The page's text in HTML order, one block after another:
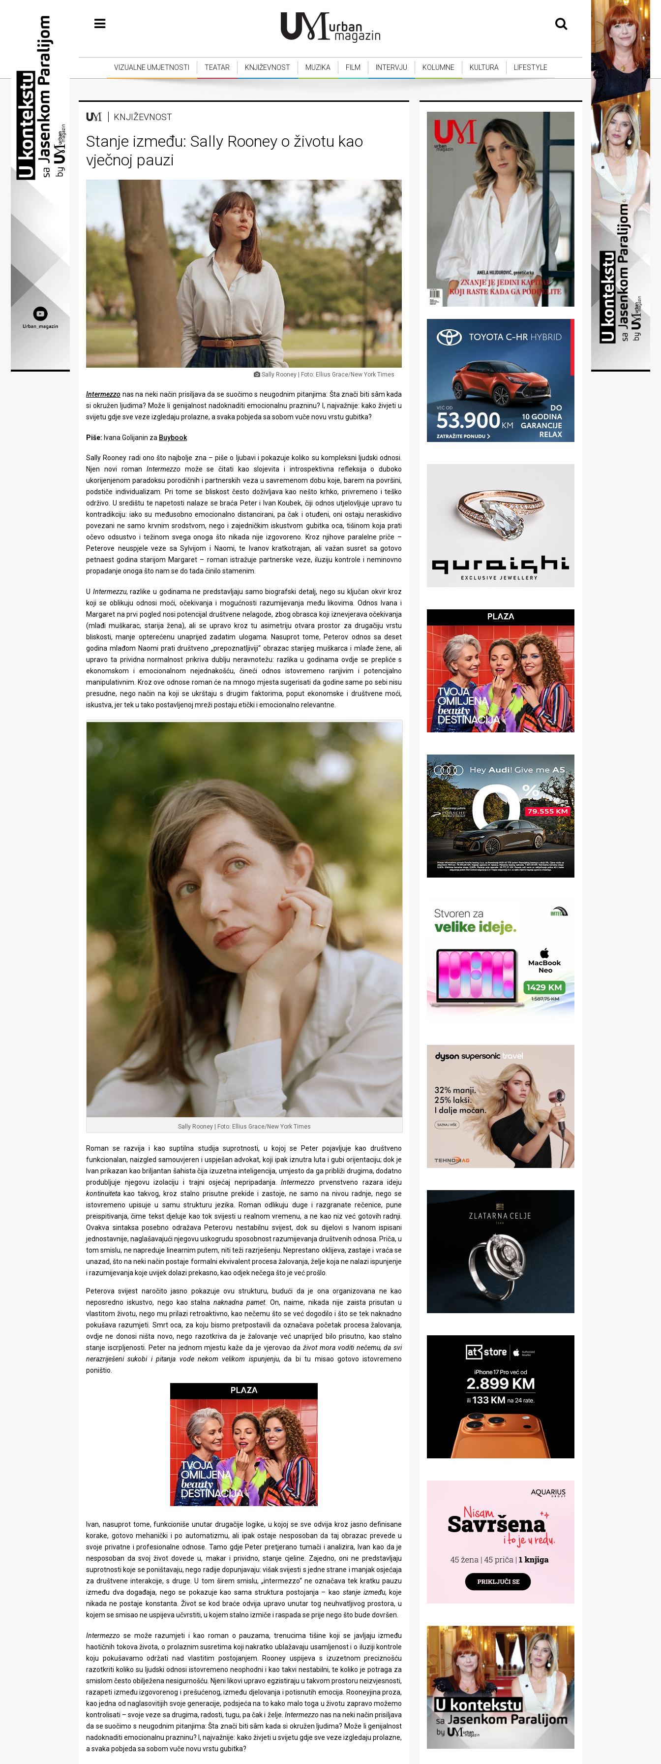
Vizualne
umjetnosti
Teatar
Književnost
Muzika
Film
Intervju
Kolumne
Lifestyle
Beauty
Zdravlje
stolom
u
VIZUALNE UMJETNOSTI TEATAR KNJIŽEVNOST MUZIKA FILM INTERVJU KOLUMNE KULTURA LIFESTYLE
KNJIŽEVNOST
Stanje između: Sally Rooney o životu kao
vječnoj pauzi
Sally Rooney | Foto: Ellius Grace/New York Times
Intermezzo nas na neki način prisiljava da se suočimo s neugodnim pitanjima: Šta znači biti sâm kada
si okružen ljudima? Može li genijalnost nadoknaditi emocionalnu prazninu? I, najvažnije: kako živjeti u
svijetu gdje sve veze izgledaju prolazne, a svaka pobjeda sa sobom vuče novu vrstu gubitka?
Piše: Ivana Golijanin za Buybook
Sally Rooney radi ono što najbolje zna – piše o ljubavi i pokazuje koliko su kompleksni ljudski odnosi.
Njen novi roman Intermezzo može se čitati kao slojevita i introspektivna refleksija o duboko
ukorijenjenom paradoksu porodičnih i partnerskih veza u savremenom dobu koje, barem na površini,
podstiče individualizam. Pri tome se bliskost često doživljava kao nešto krhko, privremeno i teško
održivo. U središtu te napetosti nalaze se braća Peter i Ivan Koubek, čiji odnos utjelovljuje upravo tu
kontradikciju: iako su međusobno emocionalno distancirani, pa čak i otuđeni, oni ostaju neraskidivo
povezani ne samo krvnim srodstvom, nego i zajedničkim iskustvom gubitka oca, tišinom koja prati
očevo odsustvo i težinom svega onoga što nikada nije izgovoreno. Kroz njihove paralelne priče –
Peterove neuspjele veze sa Sylvijom i Naomi, te Ivanov kratkotrajan, ali važan susret sa gotovo
petnaest godina starijom Margaret – roman istražuje partnerske veze, iluziju kontrole i neminovno
propadanje onoga što nam se do tada činilo stamenim.
U Intermezzu, razlike u godinama ne predstavljaju samo biografski detalj, nego su ključan okvir kroz
koji se oblikuju odnosi moći, očekivanja i mogućnosti razumijevanja među likovima. Odnos Ivana i
Margaret na prvi pogled nosi potencijal društvene nelagode, zbog obrasca koji iznevjerava očekivanja
(mlađi muškarac, starija žena), ali se upravo kroz tu asimetriju otvara prostor za drugačiju vrstu
bliskosti, manje opterećenu unaprijed zadatim ulogama. Nasuprot tome, Peterov odnos sa deset
godina mlađom Naomi prati društveno „prepoznatljiviji“ obrazac starijeg muškarca i mlađe žene, ali
upravo ta prividna normalnost prikriva dublju neravnotežu: razlika u godinama ovdje se prepliće s
ekonomskom i emocionalnom nejednakošću, čineći odnos istovremeno ranjivim i potencijalno
manipulativnim. Kroz ove odnose roman će na mnogo mjesta sugerisati da godine same po sebi nisu
presudne, nego način na koji se ukrštaju s drugim faktorima, poput ekonomske i društvene moći,
iskustva, jer tek u tako postavljenoj mreži postaju etički i emocionalno relevantne.
Sally Rooney | Foto: Ellius Grace/New York Times
Roman se razvija i kao suptilna studija suprotnosti, u kojoj se Peter pojavljuje kao društveno
funkcionalan, naizgled samouvjeren i uspješan advokat, koji ipak iznutra luta i gubi orijentaciju; dok je
Ivan prikazan kao briljantan šahista čija izuzetna inteligencija, umjesto da ga približi drugima, dodatno
produbljuje njegovu izolaciju i trajni osjećaj nepripadanja.Intermezzoprvenstveno razara ideju
kontinuiteta kao takvog, kroz stalno prisutne prekide i zastoje, ne samo na nivou radnje, nego se
istovremeno upisuje u samu strukturu jezika. Roman odlikuju duge i razgranate rečenice, pune
preispitivanja, čime tekst djeluje kao tok svijesti u realnom vremenu, a ne kao niz već gotovih radnji.
Ovakva sintaksa posebno odražava Peterovu nestabilnu svijest, dok su dijelovi s Ivanom ispisani
jednostavnije, naglašavajući njegovu uskogrudu sposobnost razumijevanja društvenih odnosa. Priča, u
tom smislu, ne napreduje linearnim putem, niti teži razrješenju. Neprestano oklijeva, zastaje i vraća se
unazad, što na neki način postaje formalni ekvivalent procesa žalovanja, želje koja ne nalazi ispunjenje
i razumijevanja koje uvijek dolazi prekasno, kao odjek nečega što je već prošlo.
Peterova svijest naročito jasno pokazuje ovu strukturu, budući da je ona organizovana ne kao
neposredno iskustvo, nego kao stalnanaknadna pamet. On, naime, nikada nije zaista prisutan u
vlastitom životu, nego mu prilazi retroaktivno, kao nečemu što se već dogodilo i što se tek naknadno
pokušava razumjeti. Smrt oca, za koju bismo pretpostavili da označava početak procesa žalovanja,
ovdje ne donosi ništa novo, nego razotkriva da je žalovanje već unaprijed bilo prisutno, kao stalno
stanje iscrpljenosti. Peter na jednom mjestu kaže da je vjerovao da život mora voditi nečemu, da svi
nerazriješeni sukobi i pitanja vode nekom velikom ispunjenju, da bi tu misao gotovo istovremeno
poništio.
Ivan, nasuprot tome, funkcioniše unutar drugačije logike, u kojoj se sve odvija kroz jasno definisane
korake, gotovo mehanički i po automatizmu, ali ipak ostaje nesposoban da taj obrazac prevede u
svoje privatne i profesionalne odnose. Tamo gdje Peter pretjerano tumači i analizira, Ivan kao da je
nesposoban da svoj život dovede u, makar i prividno, stanje cjeline. Zajedno, oni ne predstavljaju
suprotnosti koje se poništavaju, nego radije dopunjavaju: višak svijesti s jedne strane i manjak osjećaja
za društvene interakcije, s druge. U tom širem smislu, „intermezzo“ ne označava tek kratku pauzu
između dva događaja, nego se pokazuje kao sama struktura postojanja – kao stanje između, koje
nikada ne postaje konstanta. Život se kod braće odvija upravo unutar tog neuhvatljivog prostora, u
kojem se smisao ne uspijeva učvrstiti, u kojem stalno izmiče i raspada se prije nego što bude dovršen.
Intermezzo se može razumjeti i kao roman o pauzama, trenucima tišine koji se javljaju između
haotičnih tokova života, o prolaznim susretima koji nakratko ublažavaju usamljenost i o iluziji kontrole
koju pokušavamo održati nad vlastitim postojanjem. Rooney uspijeva s izuzetnom preciznošću
razotkriti koliko su ljudski odnosi istovremeno neophodni i kao takvi nestabilni, te koliko je potraga za
smislom često obilježena nesigurnošću. Njeni likovi upravo egzistiraju u takvom prostoru neizvjesnosti,
razapeti između izgovorenog i prešućenog, između djelovanja i potisnutih emocija. Rooneyjina proza,
kao jedna od naglasovitijih svoje generacije, podsjeća na to kako malo toga u životu zapravo možemo
kontrolisati – svoje veze sa drugima, radosti, tugu, pa čak i želje. Intermezzo nas na neki način prisiljava
da se suočimo s neugodnim pitanjima: Šta znači biti sâm kada si okružen ljudima? Može li genijalnost
nadoknaditi emocionalnu prazninu? I, najvažnije: kako živjeti u svijetu gdje sve veze izgledaju prolazne,
a svaka pobjeda sa sobom vuče novu vrstu gubitka?